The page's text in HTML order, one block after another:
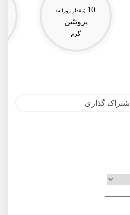
10 (مقدار روزانه)
پروتئین
گرم
اشتراک گذاری